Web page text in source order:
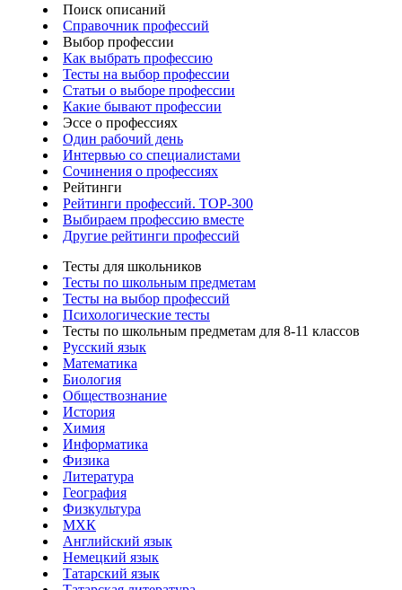
Поиск описаний
Справочник профессий
Выбор профессии
Как выбрать профессию
Тесты на выбор профессии
Статьи о выборе профессии
Какие бывают профессии
Эссе о профессиях
Один рабочий день
Интервью со специалистами
Сочинения о профессиях
Рейтинги
Рейтинги профессий. TOP-300
Выбираем профессию вместе
Другие рейтинги профессий
Тесты для школьников
Тесты по школьным предметам
Тесты на выбор профессий
Психологические тесты
Тесты по школьным предметам для 8-11 классов
Русский язык
Математика
Биология
Обществознание
История
Химия
Информатика
Физика
Литература
География
Физкультура
МХК
Английский язык
Немецкий язык
Татарский язык